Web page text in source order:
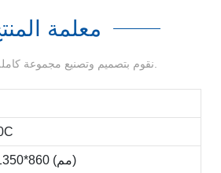
معلمة
1920*1350*860 (مم)